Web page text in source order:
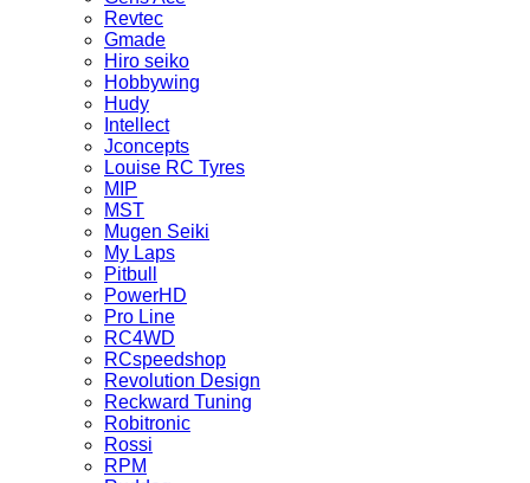
Revtec
Gmade
Hiro seiko
Hobbywing
Hudy
Intellect
Jconcepts
Louise RC Tyres
MIP
MST
Mugen Seiki
My Laps
Pitbull
PowerHD
Pro Line
RC4WD
RCspeedshop
Revolution Design
Reckward Tuning
Robitronic
Rossi
RPM